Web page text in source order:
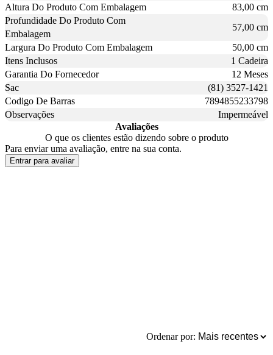
Altura Do Produto Com Embalagem
83,00 cm
Profundidade Do Produto Com
Embalagem
57,00 cm
Largura Do Produto Com Embalagem
50,00 cm
Itens Inclusos
1 Cadeira
Garantia Do Fornecedor
12 Meses
Sac
(81) 3527-1421
Codigo De Barras
7894855233798
Observações
Impermeável
Avaliações
O que os clientes estão dizendo sobre o produto
Para enviar uma avaliação, entre na sua conta.
Entrar para avaliar
Ordenar por: